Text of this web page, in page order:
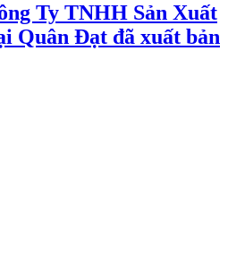
Ty TNHH Sản Xuất
Quân Đạt đã xuất bản